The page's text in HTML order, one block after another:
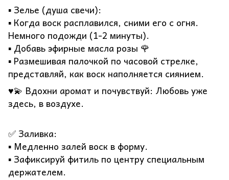
▪️ Зелье (душа свечи):
▪️ Когда воск расплавился, сними его с огня.
Немного подожди (1-2 минуты).
▪️ Добавь эфирные масла розы 🌹
▪️ Размешивая палочкой по часовой стрелке,
представляй, как воск наполняется сиянием.
♥️💫 Вдохни аромат и почувствуй: Любовь уже
здесь, в воздухе.
✅ Заливка:
▪️ Медленно залей воск в форму.
▪️ Зафиксируй фитиль по центру специальным
держателем.